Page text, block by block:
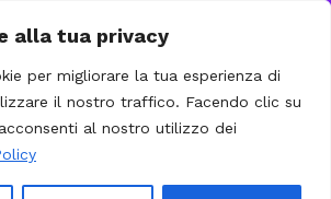
alla tua privacy
per migliorare la tua esperienza di
il nostro traffico. Facendo clic su
al nostro utilizzo dei
COMMERCE – SPEDIZIONI NAZIONALI E
DHL EXPRESS - BRT - UPSIgnora
My Order